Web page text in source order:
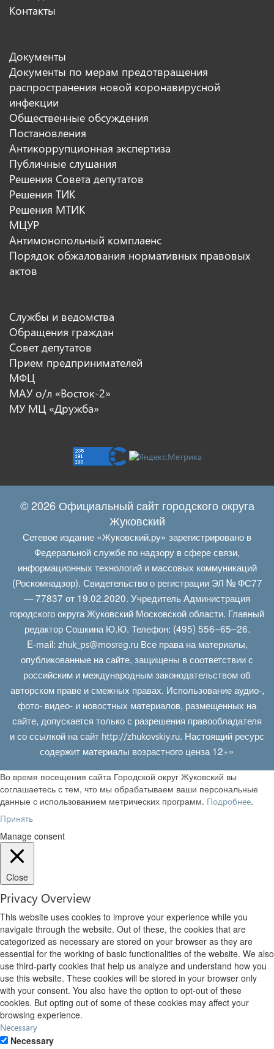
Контакты
Документы
Документы по мерам предотвращения
распространения новой коронавирусной
инфекции
Общественные обсуждения
Постановления
Антикоррупционная экспертиза
Публичные слушания
Решения Совета депутатов
Решения ТИК
Решения МТИК
МЦУР
Антимонопольный комплаенс
Порядок обжалования нормативных правовых
актов
Службы и ведомства
Обращения граждан
Совет депутатов
Прием предпринимателей
МФЦ
МАУ о/л «Восток-2»
МУ МЦ «Дружба»
© 2026 Официальный сайт городского округа
Жуковский
Сетевое издание «Жуковский.ру» зарегистрировано в
Федеральной службе по надзору в сфере связи,
информационных технологий и массовых коммуникаций
(Роскомнадзор). Свидетельство о регистрации ЭЛ № ФС77
— 77837 от 19.02.2020. Учредитель Администрация
городского округа Жуковский Московской области. Главный
редактор Сошкина Ю.Ю. Телефон: (495) 556–65–26.
E‑mail: zhuk_ps@mosreg.ruВсе права на материалы,
опубликованные на сайте, защищены в соответствии с
российским и международным законодательством об
авторском праве и смежных правах. Использование аудио-,
фото- видео- и новостных материалов, размещенных на
сайте, допускается только с разрешения правообладателя
и со ссылкой на сайт http://zhukovskiy.ru. Настоящий ресурс
содержит материалы возрастного ценза 12+»
Во время посещения сайта Городской округ Жуковский вы
соглашаетесь с тем, что мы обрабатываем ваши персональные
данные с использованием метрических программ. Подробнее.
Принять
Manage consent
Close
Privacy Overview
This website uses cookies to improve your experience while you
navigate through the website. Out of these, the cookies that are
categorized as necessary are stored on your browser as they are
essential for the working of basic functionalities of the website. We also
use third-party cookies that help us analyze and understand how you
use this website. These cookies will be stored in your browser only
with your consent. You also have the option to opt-out of these
cookies. But opting out of some of these cookies may affect your
browsing experience.
Necessary
Necessary